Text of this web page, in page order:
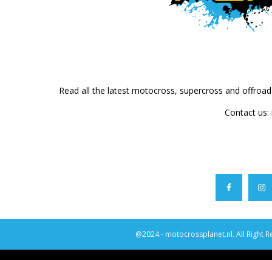
Read all the latest motocross, supercross and
Contact us:
@2024 - motocrossplanet.nl. All Right